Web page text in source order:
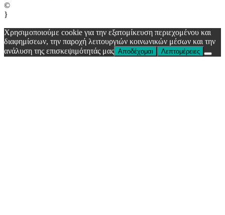
©
}
Χρησιμοποιούμε cookie για την εξατομίκευση περιεχομένου και
διαφημίσεων, την παροχή λειτουργιών κοινωνικών μέσων και την
ανάλυση της επισκεψιμότητάς μας Αποδέχομαι Λεπτομέρειες